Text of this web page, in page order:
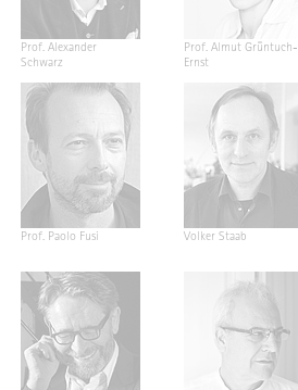
Prof. Alexander
Schwarz
Prof. Almut Grüntuch-
Ernst
Prof. Paolo Fusi Volker Staab